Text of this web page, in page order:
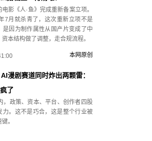
影《人·鱼》完成重新备案立项。
7月就杀青了，这次重新立项不是
是因为制作属性从国产片变成了中
本结构做了调整，走合规流程。
漫剧赛道同时炸出两颗雷：
了
，政策、资本、平台、创作者四股
力。这不是巧合，这是整个行业被
。
本网原创